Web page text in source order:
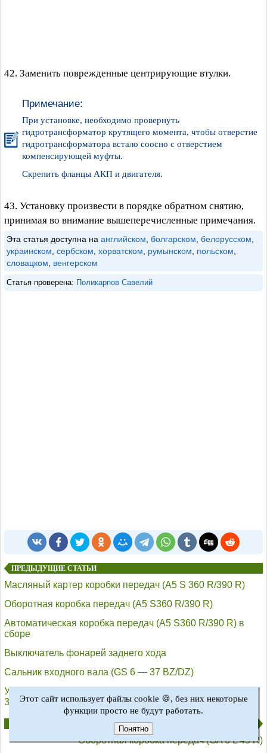
42. Заменить поврежденные центрирующие втулки.
Примечание:
При установке, необходимо провернуть
гидротрансформатор крутящего момента, чтобы отверстие
гидротрансформатора встало соосно с отверстием
компенсирующей муфты.
Скрепить фланцы АКП и двигателя.
43. Установку произвести в порядке обратном снятию,
принимая во внимание вышеперечисленные примечания.
Эта статья доступна на английском болгарском белорусском
украинском сербском хорватском румынском польском
словацком
венгерском
Статья проверена: Поликарпов Савелий
ПРЕДЫДУЩИЕ СТАТЬИ
Масляный картер коробки передач (А5 S 360 R/390 R)
Оборотная коробка передач (А5 S360 R/390 R)
Автоматическая коробка передач (А5 S360 R/390 R) в
сборе
Выключатель фонарей заднего хода
Сальник входного вала (GS 6 — 37 BZ/DZ)
Уплотнительное кольцо штока выбора передач (GS 6 —
37 BZ)
Оборотная коробка передач (GA 6 L 45 R)
Этот сайт использует файлы cookie 🍪, без них некоторые
функции просто не будут работать.
Понятно